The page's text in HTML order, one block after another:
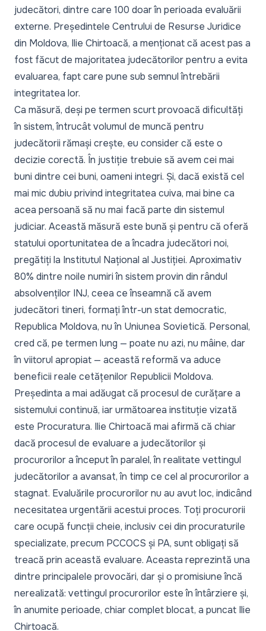
judecători, dintre care 100 doar în perioada evaluării
externe. Președintele Centrului de Resurse Juridice
din Moldova, Ilie Chirtoacă, a menționat că acest pas a
fost făcut de majoritatea judecătorilor pentru a evita
evaluarea, fapt care pune sub semnul întrebării
integritatea lor.
Ca măsură, deși pe termen scurt provoacă dificultăți
în sistem, întrucât volumul de muncă pentru
judecătorii rămași crește, eu consider că este o
decizie corectă. În justiție trebuie să avem cei mai
buni dintre cei buni, oameni integri. Și, dacă există cel
mai mic dubiu privind integritatea cuiva, mai bine ca
acea persoană să nu mai facă parte din sistemul
judiciar. Această măsură este bună și pentru că oferă
statului oportunitatea de a încadra judecători noi,
pregătiți la Institutul Național al Justiției. Aproximativ
80% dintre noile numiri în sistem provin din rândul
absolvenților INJ, ceea ce înseamnă că avem
judecători tineri, formați într-un stat democratic,
Republica Moldova, nu în Uniunea Sovietică. Personal,
cred că, pe termen lung — poate nu azi, nu mâine, dar
în viitorul apropiat — această reformă va aduce
beneficii reale cetățenilor Republicii Moldova.
Președinta a mai adăugat că procesul de curățare a
sistemului continuă, iar următoarea instituție vizată
este Procuratura. Ilie Chirtoacă mai afirmă că chiar
dacă procesul de evaluare a judecătorilor și
procurorilor a început în paralel, în realitate vettingul
judecătorilor a avansat, în timp ce cel al procurorilor a
stagnat. Evaluările procurorilor nu au avut loc, indicând
necesitatea urgentării acestui proces. Toți procurorii
care ocupă funcții cheie, inclusiv cei din procuraturile
specializate, precum PCCOCS și PA, sunt obligați să
treacă prin această evaluare. Aceasta reprezintă una
dintre principalele provocări, dar și o promisiune încă
nerealizată: vettingul procurorilor este în întârziere și,
în anumite perioade, chiar complet blocat, a puncat Ilie
Chirtoacă.